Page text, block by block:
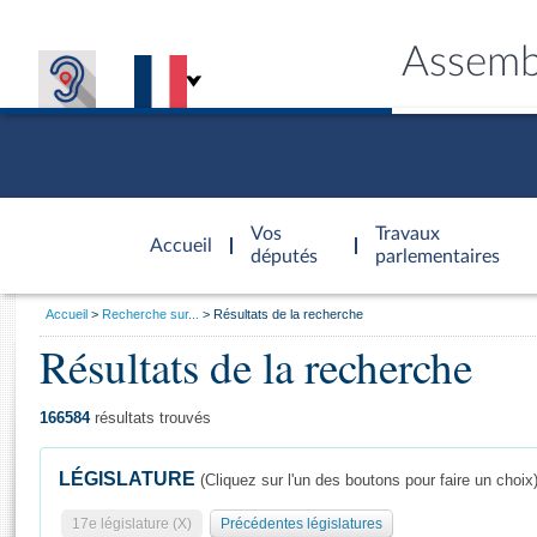
Accueil
d'accueil
Vos
députés
Travaux
parlementaires
Général
Vous
Accueil Recherche sur... Résultats de la recherche
Résultats de la recherche
166584résultats trouvés
LÉGISLATURE (Cliquez sur l'un des boutons pour faire un choix)
17e législature (X) Précédentes législatures